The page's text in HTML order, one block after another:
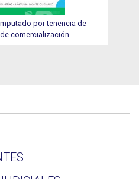
por tenencia de
comercialización